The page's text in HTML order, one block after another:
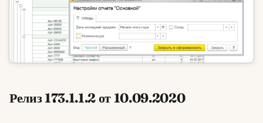
Релиз 173.1.1.2 от 10.09.2020